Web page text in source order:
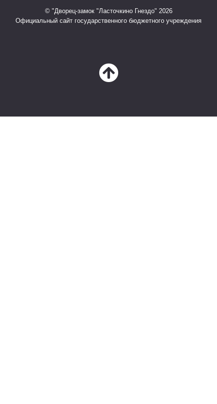
© "Дворец-замок "Ласточкино Гнездо" 2026
Официальный сайт государственного бюджетного учреждения